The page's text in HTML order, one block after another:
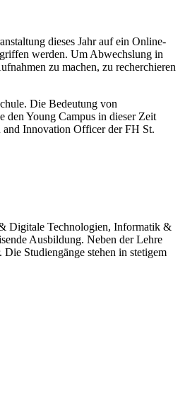
dieses Jahr auf ein Online-
werden. Um Abwechslung in
zu machen, zu recherchieren
Die Bedeutung von
den Young Campus in dieser Zeit
and Innovation Officer der FH St.
Digitale Technologien, Informatik &
Ausbildung. Neben der Lehre
Studiengänge stehen in stetigem